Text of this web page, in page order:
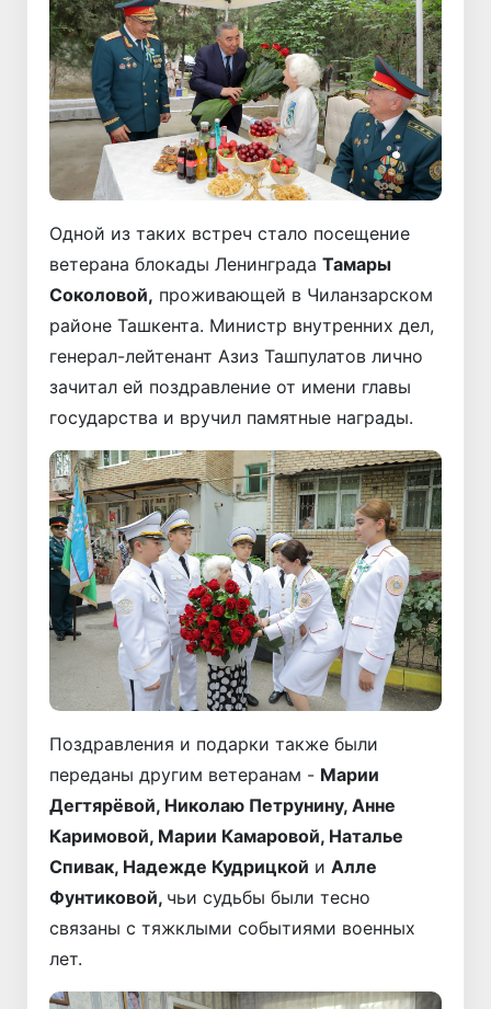
Одной из таких встреч стало посещение
ветерана блокады Ленинграда Тамары
Соколовой, проживающей в Чиланзарском
районе Ташкента. Министр внутренних дел,
генерал-лейтенант Азиз Ташпулатов лично
зачитал ей поздравление от имени главы
государства и вручил памятные награды.
Поздравления и подарки также были
переданы другим ветеранам - Марии
Дегтярёвой, Николаю Петрунину, Анне
Каримовой, Марии Камаровой, Наталье
Спивак, Надежде Кудрицкой и Алле
Фунтиковой, чьи судьбы были тесно
связаны с тяжклыми событиями военных
лет.